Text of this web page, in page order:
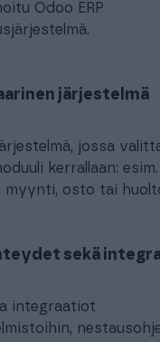
Odoo ERP
järjestelmä
jossa
kerrallaan:
myynti, osto tai
sekä
integraatiot